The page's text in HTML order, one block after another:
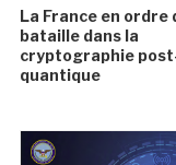
La France en ordre
bataille dans la
cryptographie
quantique